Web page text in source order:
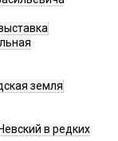
земля
в редких